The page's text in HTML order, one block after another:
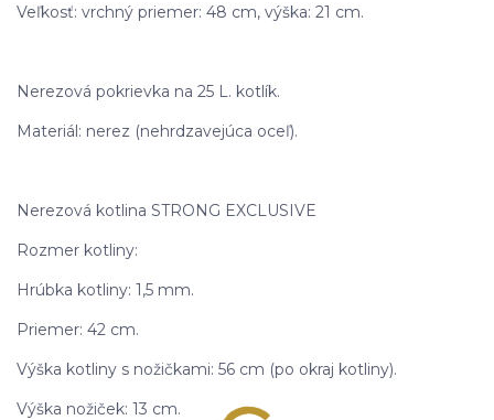
Veľkosť: vrchný priemer: 48 cm, výška: 21 cm.
Nerezová pokrievka na 25 L. kotlík.
Materiál: nerez (nehrdzavejúca oceľ).
Nerezová kotlina STRONG EXCLUSIVE
Rozmer kotliny:
Hrúbka kotliny: 1,5 mm.
Priemer: 42 cm.
Výška kotliny s nožičkami: 56 cm (po okraj kotliny).
Výška nožiček: 13 cm.